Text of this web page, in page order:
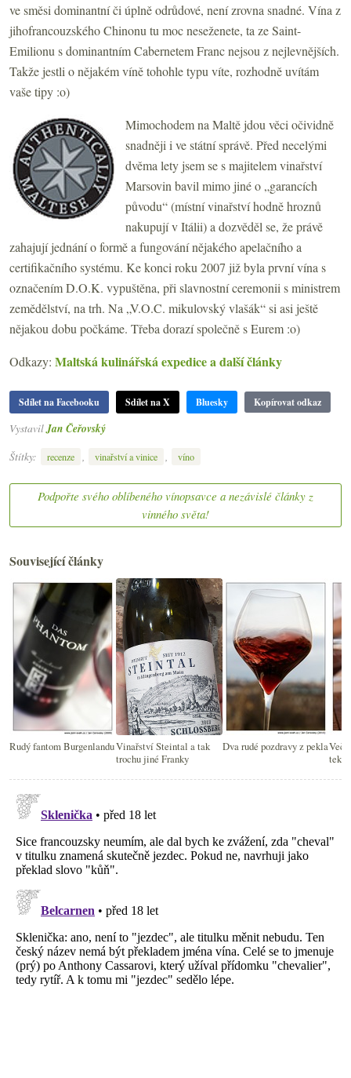
ve směsi dominantní či úplně odrůdové, není zrovna snadné. Vína z
jihofrancouzského Chinonu tu moc neseženete, ta ze Saint-
Emilionu s dominantním Cabernetem Franc nejsou z nejlevnějších.
Takže jestli o nějakém víně tohohle typu víte, rozhodně uvítám
vaše tipy :o)
Mimochodem na Maltě jdou věci očividně
snadněji i ve státní správě. Před necelými
dvěma lety jsem se s majitelem vinařství
Marsovin bavil mimo jiné o „garancích
původu“ (místní vinařství hodně hroznů
nakupují v Itálii) a dozvěděl se, že právě
zahajují jednání o formě a fungování nějakého apelačního a
certifikačního systému. Ke konci roku 2007 již byla první vína s
označením D.O.K. vypuštěna, při slavnostní ceremonii s ministrem
zemědělství, na trh. Na „V.O.C. mikulovský vlašák“ si asi ještě
nějakou dobu počkáme. Třeba dorazí společně s Eurem :o)
Odkazy: Maltská kulinářská expedice a další články
Sdílet na Facebooku Sdílet na X Bluesky Kopírovat odkaz
Vystavil Jan Čeřovský
Štítky:
recenze , vinařství a vinice , víno
Podpořte svého oblíbeného vínopsavce a nezávislé články z
vinného světa!
Související články
Rudý fantom BurgenlanduVinařství Steintal a tak
trochu jiné Franky
Dva rudé pozdravy z pekla